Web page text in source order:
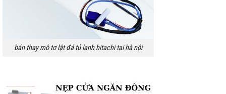
bán thay mô tơ lật đá tủ lạnh hitachi tại hà nội